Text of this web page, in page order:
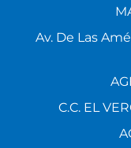
Av. De Las
C.C. EL